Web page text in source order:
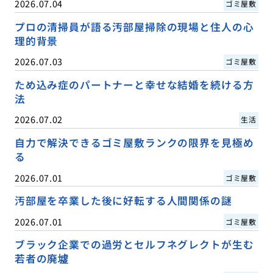
2026.07.04 ゴミ屋敷
プロの清掃員が語る汚部屋掃除の現場と住人の心
理的背景
2026.07.03 ゴミ屋敷
ため込み症のパートナーと幸せな結婚を続ける方
法
2026.07.02 生活
自力で解決できるゴミ屋敷ランクの限界を見極め
る
2026.07.01 ゴミ屋敷
汚部屋を卒業した後に好転する人間関係の謎
2026.07.01 ゴミ屋敷
ブラック企業での過労とセルフネグレクトが生む
若者の廃墟